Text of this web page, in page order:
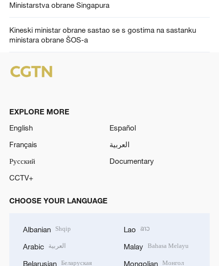
Ministarstva obrane Singapura
Kineski ministar obrane sastao se s gostima na sastanku
ministara obrane ŠOS-a
EXPLORE MORE
English
Español
Français
العربية
Русский
Documentary
CCTV+
CHOOSE YOUR LANGUAGE
Albanian Shqip
Arabic العربية
Belarusian Беларуская
Lao ລາວ
Malay Bahasa Melayu
Mongolian Монгол